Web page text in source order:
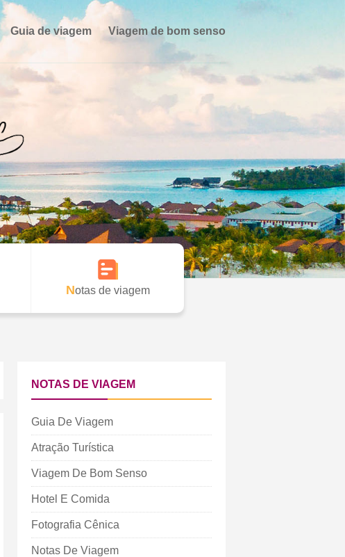
Guia de viagem Viagem de bom senso
Notas de viagem
NOTAS DE VIAGEM
Guia De Viagem
Atração Turística
Viagem De Bom Senso
Hotel E Comida
Fotografia Cênica
Notas De Viagem